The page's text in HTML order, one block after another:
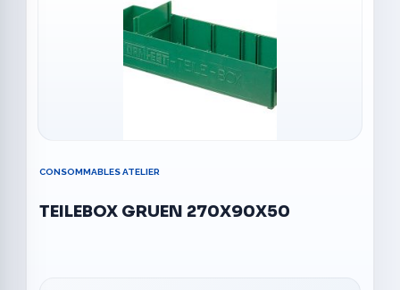
CONSOMMABLES ATELIER
TEILEBOX GRUEN 270X90X50